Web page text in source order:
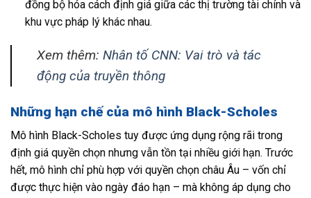
đồng bộ hóa cách định giá giữa các thị trường tài chính và
khu vực pháp lý khác nhau.
Xem thêm: Nhân tố CNN: Vai trò và tác
động của truyền thông
Những hạn chế của mô hình Black-Scholes
Mô hình Black-Scholes tuy được ứng dụng rộng rãi trong
định giá quyền chọn nhưng vẫn tồn tại nhiều giới hạn. Trước
hết, mô hình chỉ phù hợp với quyền chọn châu Âu – vốn chỉ
được thực hiện vào ngày đáo hạn – mà không áp dụng cho